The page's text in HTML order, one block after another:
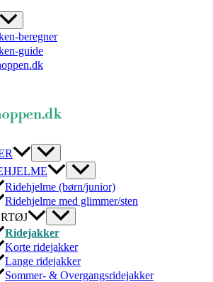
beregner
guide
Ridehjelme (børn/junior)
Ridehjelme med glimmer/sten
Ridejakker
Korte ridejakker
Lange ridejakker
Sommer- & Overgangsridejakker